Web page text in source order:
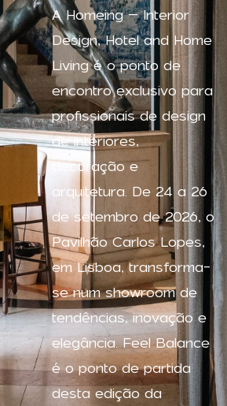
A Homeing – Interior
Design, Hotel and Home
Living é o ponto de
encontro exclusivo para
profissionais de design
de interiores,
decoração e
arquitetura. De 24 a 26
de setembro de 2026, o
Pavilhão Carlos Lopes,
em Lisboa, transforma-
se num showroom de
tendências, inovação e
elegância. Feel Balance
é o ponto de partida
desta edição da